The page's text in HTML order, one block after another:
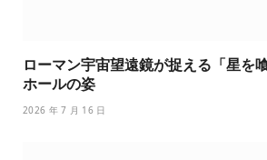
ローマン宇宙望遠鏡が捉える「星を
ホールの姿
2026 年 7 月 16 日